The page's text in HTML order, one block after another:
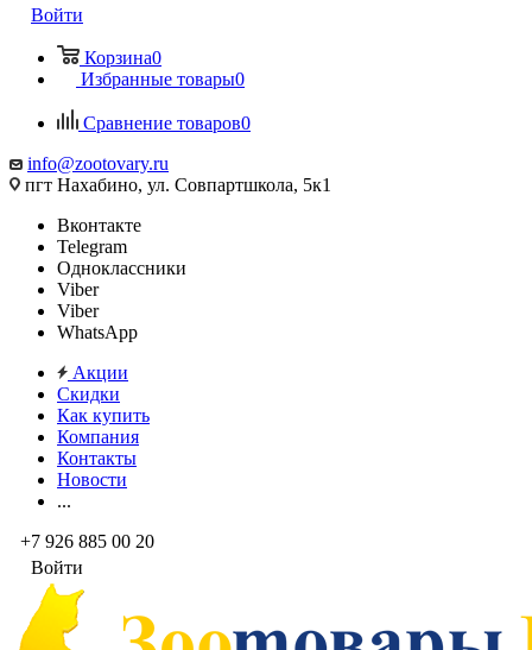
Войти
Корзина0
Избранные товары0
Сравнение товаров0
info@zootovary.ru
пгт Нахабино, ул. Совпартшкола, 5к1
Вконтакте
Telegram
Одноклассники
Viber
Viber
WhatsApp
Акции
Скидки
Как купить
Компания
Контакты
Новости
...
+7 926 885 00 20
Войти